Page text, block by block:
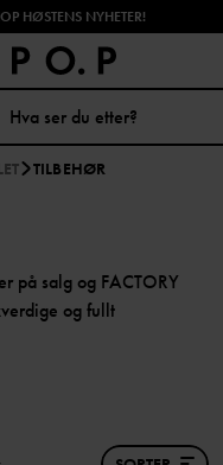
HØSTENS NYHETER!
TILBEHØR
på salg og FACTORY
og fullt